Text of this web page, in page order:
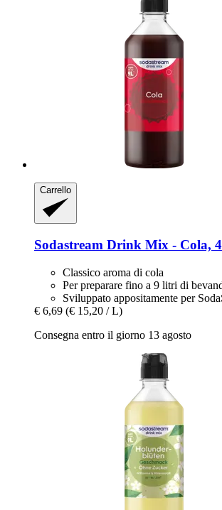
Carrello
Sodastream Drink Mix -​ Cola,
Classico aroma di cola
Per preparare fino a 9 litri di
Sviluppato appositamente per
€ 6,69 (€ 15,20 / L)
Consegna entro il giorno 13 agosto